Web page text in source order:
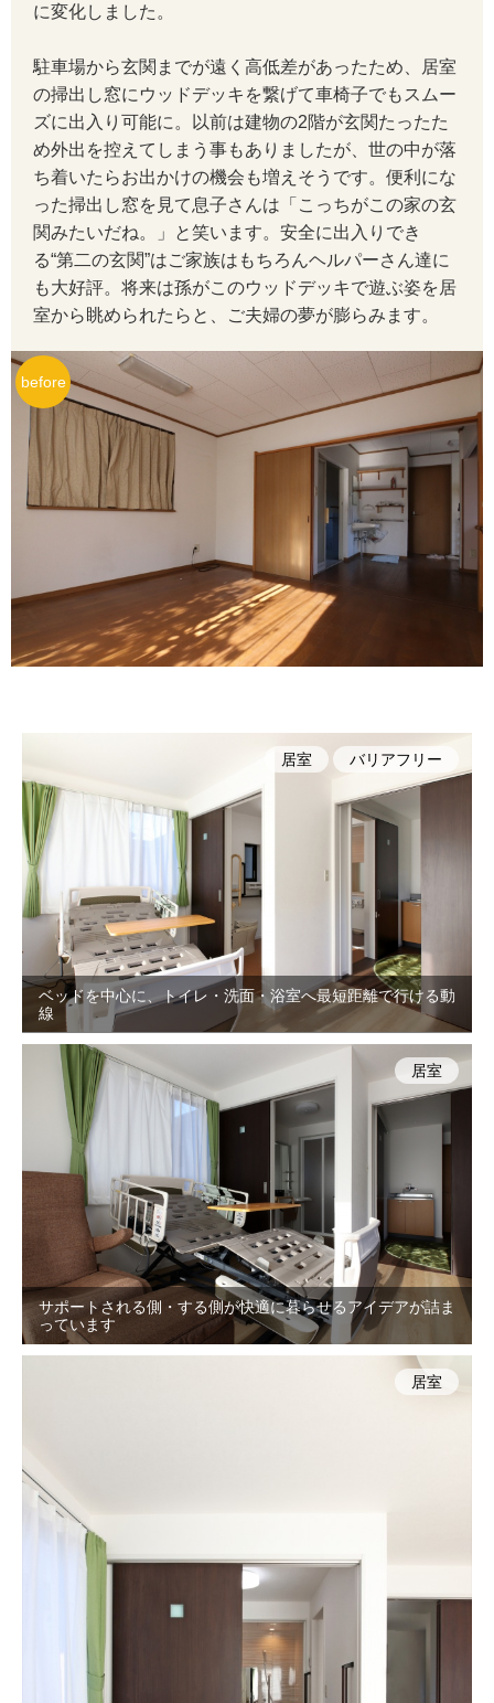
に変化しました。
駐車場から玄関までが遠く高低差があったため、居室
の掃出し窓にウッドデッキを繋げて車椅子でもスムー
ズに出入り可能に。以前は建物の2階が玄関たったた
め外出を控えてしまう事もありましたが、世の中が落
ち着いたらお出かけの機会も増えそうです。便利にな
った掃出し窓を見て息子さんは「こっちがこの家の玄
関みたいだね。」と笑います。安全に出入りでき
る“第二の玄関”はご家族はもちろんヘルパーさん達に
も大好評。将来は孫がこのウッドデッキで遊ぶ姿を居
室から眺められたらと、ご夫婦の夢が膨らみます。
ベッドを中心に、トイレ・洗面・浴室へ最短距離で行ける動
線
居室 バリアフリー
サポートされる側・する側が快適に暮らせるアイデアが詰ま
っています
居室
居室